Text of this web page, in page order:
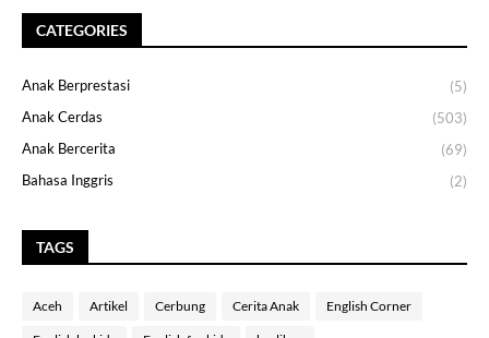
CATEGORIES
Anak Berprestasi
(5)
Anak Cerdas
(503)
Anak Bercerita
(69)
Bahasa Inggris
(2)
TAGS
Aceh Artikel Cerbung Cerita Anak English Corner